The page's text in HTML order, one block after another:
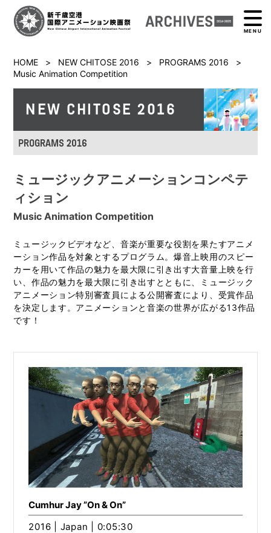
MENU
HOME > NEW CHITOSE 2016 > PROGRAMS 2016
>
Music Animation Competition
NEW CHITOSE 2016
PROGRAMS 2016
ミュージックアニメーションコンペテ
ィション
Music Animation Competition
ミュージックビデオなど、音楽が重要な役割を果たすアニメ
ーション作品を対象とするプログラム。爆音上映用のスピー
カーを用いて作品の魅力を最大限に引き出す大音量上映を行
い、作品の魅力を最大限に引き出すとともに、ミュージック
アニメーション特別審査員による公開審査により、受賞作品
を決定します。アニメーションと音楽の世界が広がる13作品
です！
Cumhur Jay ”On & On”
2016 | Japan | 0:05:30